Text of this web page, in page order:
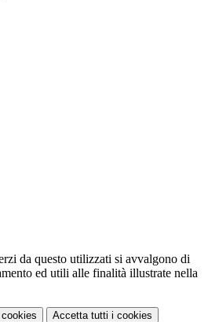
da questo utilizzati si avvalgono di
ed utili alle finalità illustrate nella
Accetta tutti i cookies